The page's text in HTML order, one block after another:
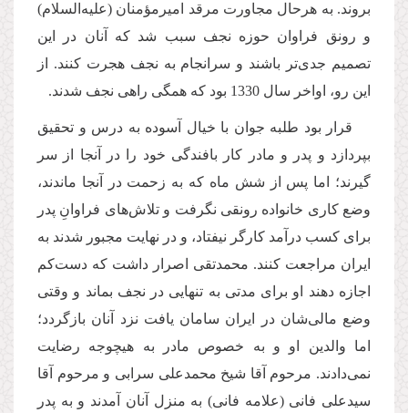
بروند. به هرحال مجاورت مرقد امیرمؤمنان (علیه‌السلام)
و رونق فراوان حوزه نجف سبب شد كه آنان در این
تصمیم جدى‌تر باشند و سرانجام به نجف هجرت كنند. از
این رو، اواخر سال 1330 بود كه همگى راهى نجف شدند.
قرار بود طلبه جوان با خیال آسوده به درس و تحقیق
بپردازد و پدر و مادر كار بافندگى خود را در آنجا از سر
گیرند؛ اما پس از شش ماه كه به زحمت در آنجا ماندند،
وضع كارى خانواده رونقى نگرفت و تلاش‌هاى فراوانِ پدر
براى كسب درآمد كارگر نیفتاد، و در نهایت مجبور شدند به
ایران مراجعت كنند. محمدتقى اصرار داشت كه دست‌كم
اجازه دهند او براى مدتى به تنهایى در نجف بماند و وقتى
وضع مالى‌شان در ایران سامان یافت نزد آنان بازگردد؛
اما والدین او و به خصوص مادر به هیچوجه رضایت
نمى‌دادند. مرحوم آقا شیخ محمدعلى سرابى و مرحوم آقا
سیدعلى فانى (علامه فانى) به منزل آنان آمدند و به پدر